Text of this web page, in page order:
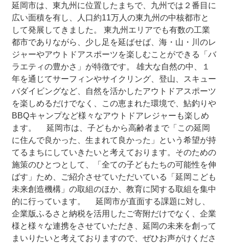
延岡市は、東九州に位置したまちで、九州では２番目に
広い面積を有し、人口約11万人の東九州の中核都市と
して発展してきました。 東九州エリアでも有数の工業
都市でありながら、少し足を延ばせば、海・山・川のレ
ジャーやアウトドアスポーツを楽しむことができる「バ
ラエティの豊かさ」が特徴です。 雄大な自然の中、１
年を通じてサーフィンやサイクリング、登山、スキュー
バダイビングなど、自然を活かしたアウトドアスポーツ
を楽しめるだけでなく、この恵まれた環境で、鮎釣りや
BBQキャンプなど様々なアウトドアレジャーも楽しめ
ます。 延岡市は、子どもから高齢者まで「この延岡
に住んで良かった、生まれて良かった」という希望が持
てるまちにしていきたいと考えております。そのための
施策のひとつとして、「全ての子どもたちの可能性を伸
ばす」ため、ご紹介させていただいている「延岡こども
未来創造機構」の取組のほか、教育に関する取組を集中
的に行っています。 延岡市が直面する課題に対し、
企業版ふるさと納税を活用したご寄附だけでなく、企業
様と様々な連携をさせていただき、延岡の未来を創って
まいりたいと考えておりますので、ぜひお声がけくださ